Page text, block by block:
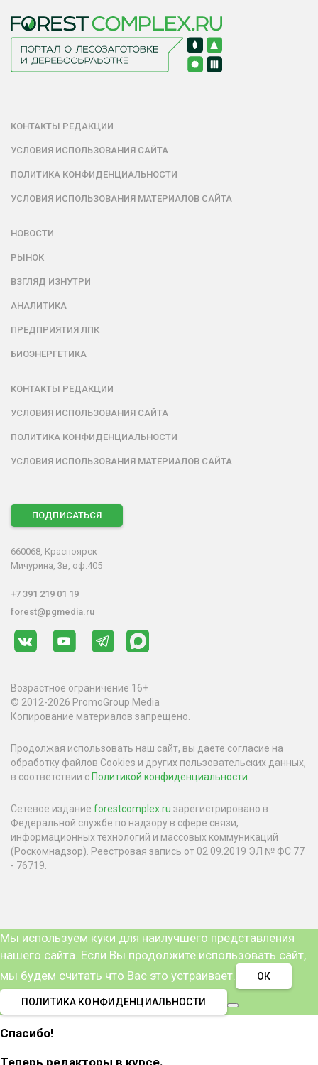
КОНТАКТЫ РЕДАКЦИИ
УСЛОВИЯ ИСПОЛЬЗОВАНИЯ САЙТА
ПОЛИТИКА КОНФИДЕНЦИАЛЬНОСТИ
УСЛОВИЯ ИСПОЛЬЗОВАНИЯ МАТЕРИАЛОВ САЙТА
НОВОСТИ
РЫНОК
ВЗГЛЯД ИЗНУТРИ
АНАЛИТИКА
ПРЕДПРИЯТИЯ ЛПК
БИОЭНЕРГЕТИКА
КОНТАКТЫ РЕДАКЦИИ
УСЛОВИЯ ИСПОЛЬЗОВАНИЯ САЙТА
ПОЛИТИКА КОНФИДЕНЦИАЛЬНОСТИ
УСЛОВИЯ ИСПОЛЬЗОВАНИЯ МАТЕРИАЛОВ САЙТА
ПОДПИСАТЬСЯ
660068, Красноярск
Мичурина, 3в, оф.405
+7 391 219 01 19
forest@pgmedia.ru
Возрастное ограничение 16+
© 2012-2026 PromoGroup Media
Копирование материалов запрещено.
Продолжая использовать наш сайт, вы даете согласие на
обработку файлов Cookies и других пользовательских данных,
в соответствии с Политикой конфиденциальности
Сетевое издание forestcomplex.ru зарегистрировано в
Федеральной службе по надзору в сфере связи,
информационных технологий и массовых коммуникаций
(Роскомнадзор). Реестровая запись от 02.09.2019 ЭЛ № ФС 77
- 76719.
Мы используем куки для наилучшего представления
нашего сайта. Если Вы продолжите использовать сайт,
мы будем считать что Вас это устраивает.
ОК
ПОЛИТИКА КОНФИДЕНЦИАЛЬНОСТИ
Спасибо!